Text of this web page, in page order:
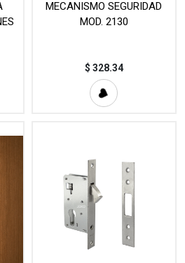
MECANISMO SEGURIDAD
MOD. 2130
$ 328.34